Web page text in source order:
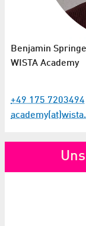
Benjamin
WISTA Academy
+49 175 7203494